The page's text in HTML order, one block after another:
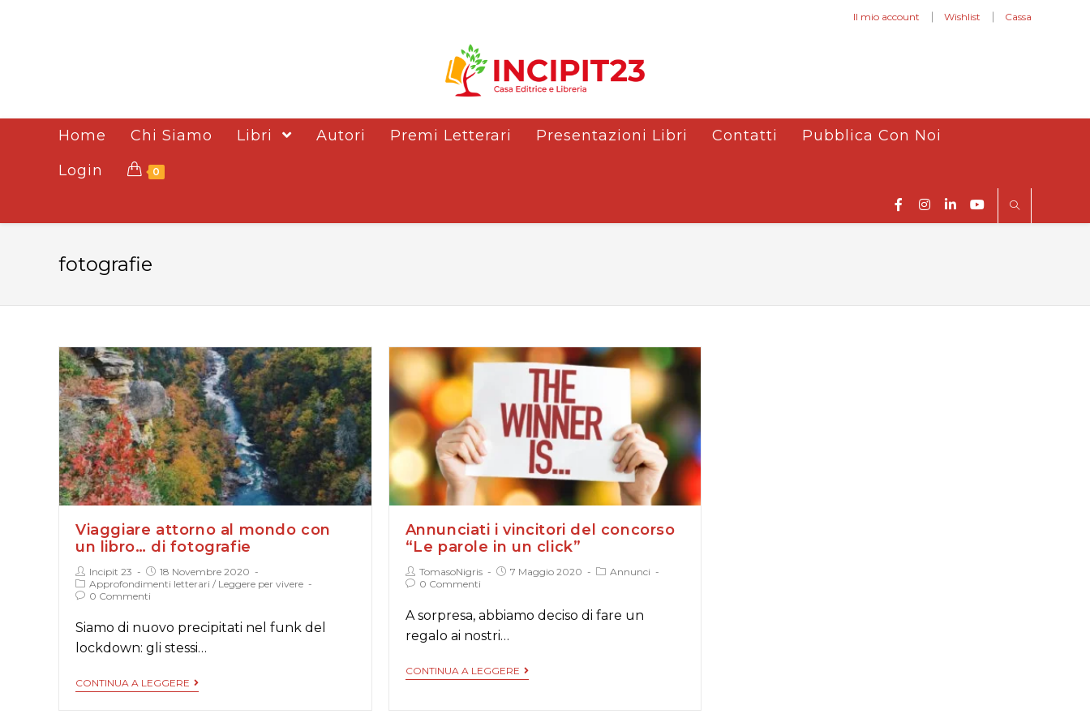
Il mio account Wishlist Cassa
Home Chi Siamo Libri Autori Premi Letterari Presentazioni Libri Contatti
Pubblica Con Noi
Login
0
fotografie
Viaggiare attorno al mondo con
un libro… di fotografie
Incipit 23
18 Novembre 2020
Approfondimenti letterari / Leggere per vivere
0 Commenti
Siamo di nuovo precipitati nel funk del
lockdown: gli stessi…
CONTINUA A LEGGERE
Annunciati i vincitori del concorso
“Le parole in un click”
TomasoNigris 7 Maggio 2020
Annunci
0 Commenti
A sorpresa, abbiamo deciso di fare un
regalo ai nostri…
CONTINUA A LEGGERE